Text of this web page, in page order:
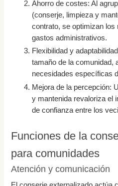
Ahorro de costes: Al
(conserje, limpieza y
contrato, se optimizan
gastos administrativos.
Flexibilidad y
tamaño de la comunidad,
necesidades específicas
Mejora de la percepción:
y mantenida revaloriza el
de confianza entre los
Funciones de la
para comunidades
Atención y comunicación